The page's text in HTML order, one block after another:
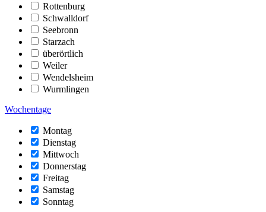
Rottenburg
Schwalldorf
Seebronn
Starzach
überörtlich
Weiler
Wendelsheim
Wurmlingen
Wochentage
Montag
Dienstag
Mittwoch
Donnerstag
Freitag
Samstag
Sonntag